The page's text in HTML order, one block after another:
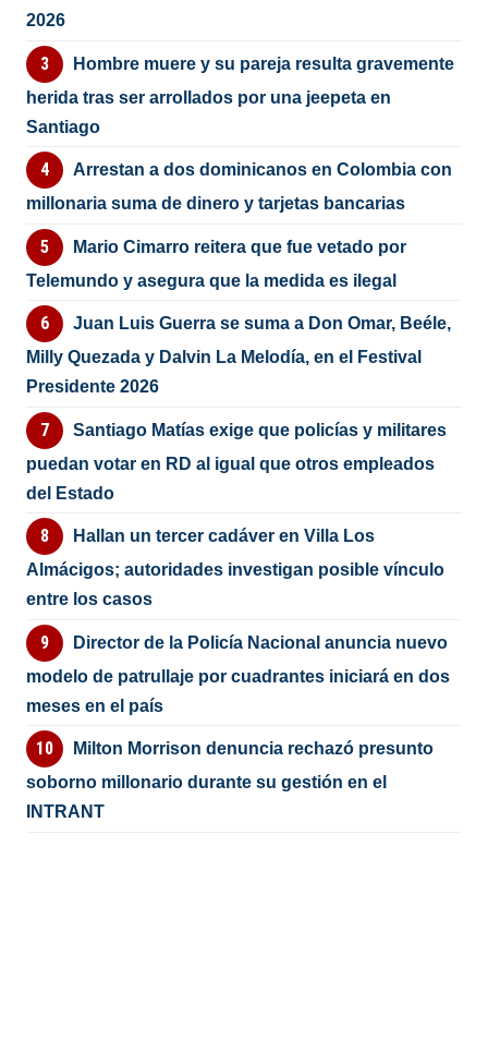
2026
Hombre muere y su pareja resulta gravemente
herida tras ser arrollados por una jeepeta en
Santiago
Arrestan a dos dominicanos en Colombia con
millonaria suma de dinero y tarjetas bancarias
Mario Cimarro reitera que fue vetado por
Telemundo y asegura que la medida es ilegal
Juan Luis Guerra se suma a Don Omar, Beéle,
Milly Quezada y Dalvin La Melodía, en el Festival
Presidente 2026
Santiago Matías exige que policías y militares
puedan votar en RD al igual que otros empleados
del Estado
Hallan un tercer cadáver en Villa Los
Almácigos; autoridades investigan posible vínculo
entre los casos
Director de la Policía Nacional anuncia nuevo
modelo de patrullaje por cuadrantes iniciará en dos
meses en el país
Milton Morrison denuncia rechazó presunto
soborno millonario durante su gestión en el
INTRANT